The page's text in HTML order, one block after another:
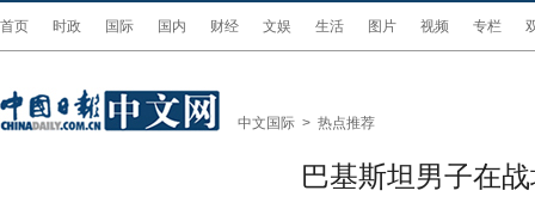
首页 时政 国际 国内 财经 文娱 生活 图片 视频 专栏
中文国际 > 热点推荐
巴基斯坦男子在